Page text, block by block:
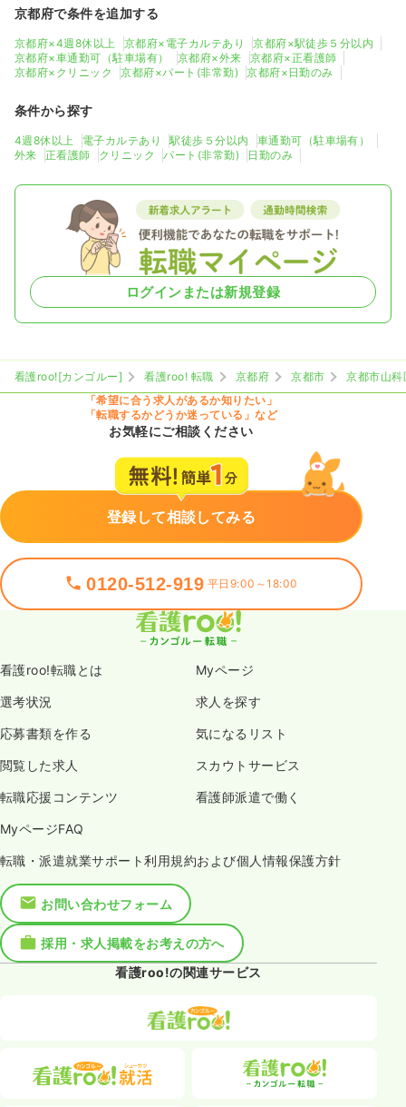
京都府で条件を追加する
京都府×4週8休以上 京都府×電子カルテあり
京都府×駅徒歩５分以内
京都府×車通勤可（駐車場有）
京都府×外来
京都府×正看護師
京都府×クリニック
京都府×パート(非常勤) 京都府×日勤のみ
条件から探す
4週8休以上 電子カルテあり 駅徒歩５分以内
車通勤可（駐車場有）
外来
正看護師 クリニック パート(非常勤) 日勤のみ
ログインまたは新規登録
看護roo![カンゴルー] 看護roo! 転職 京都府 京都市
京都市山科
「希望に合う求人があるか知りたい」
「転職するかどうか迷っている」など
お気軽にご相談ください
登録して相談してみる
0120-512-919 平日9:00～18:00
看護roo!転職とは Myページ
選考状況 求人を探す
応募書類を作る 気になるリスト
閲覧した求人 スカウトサービス
転職応援コンテンツ 看護師派遣で働く
MyページFAQ
転職・派遣就業サポート利用規約および個人情報保護方針
お問い合わせフォーム
採用・求人掲載をお考えの方へ
看護roo!の関連サービス